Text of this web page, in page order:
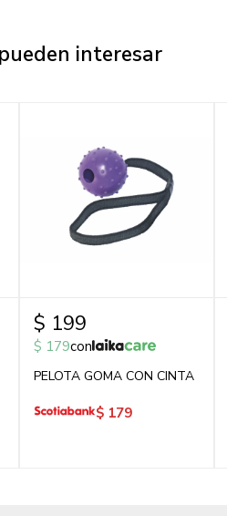
interesar
$ 199
$ 179con
PELOTA GOMA CON CINTA
$ 179